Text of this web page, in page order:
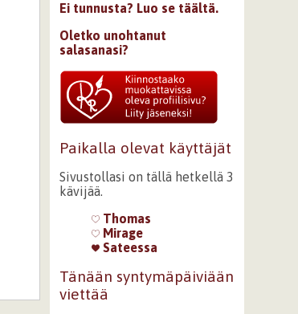
Ei tunnusta? Luo se täältä.
Oletko unohtanut
salasanasi?
Paikalla olevat käyttäjät
Sivustollasi on tällä hetkellä 3
kävijää.
Thomas
Mirage
Sateessa
Tänään syntymäpäiviään
viettää